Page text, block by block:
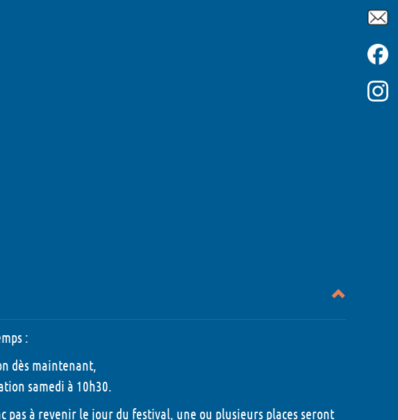
:
dès maintenant,
samedi à 10h30.
pas à revenir le jour du festival, une ou plusieurs places seront